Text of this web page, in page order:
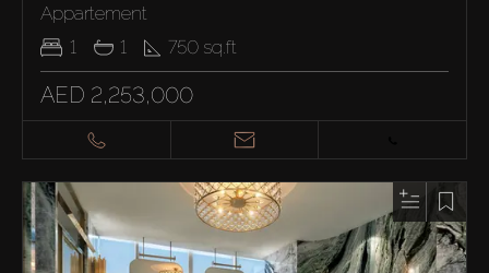
Appartement
1
1 750 sq.ft
AED 2,253,000